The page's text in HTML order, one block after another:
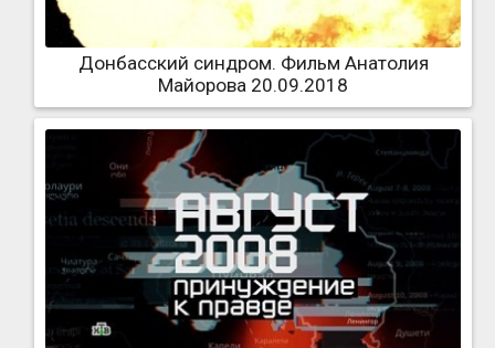
Донбасский синдром. Фильм Анатолия
Майорова 20.09.2018